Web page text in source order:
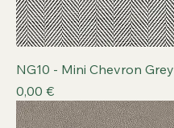
NG10 - Mini Chevron Grey
Prix
0,00 €